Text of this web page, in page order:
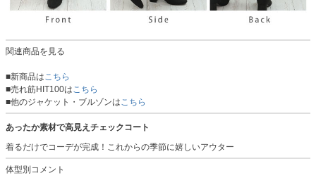
関連商品を見る
■新商品は こちら
■売れ筋HIT100は こちら
■他のジャケット・ブルゾンは こちら
あったか素材で高見えチェックコート
着るだけでコーデが完成！これからの季節に嬉しいアウター
体型別コメント